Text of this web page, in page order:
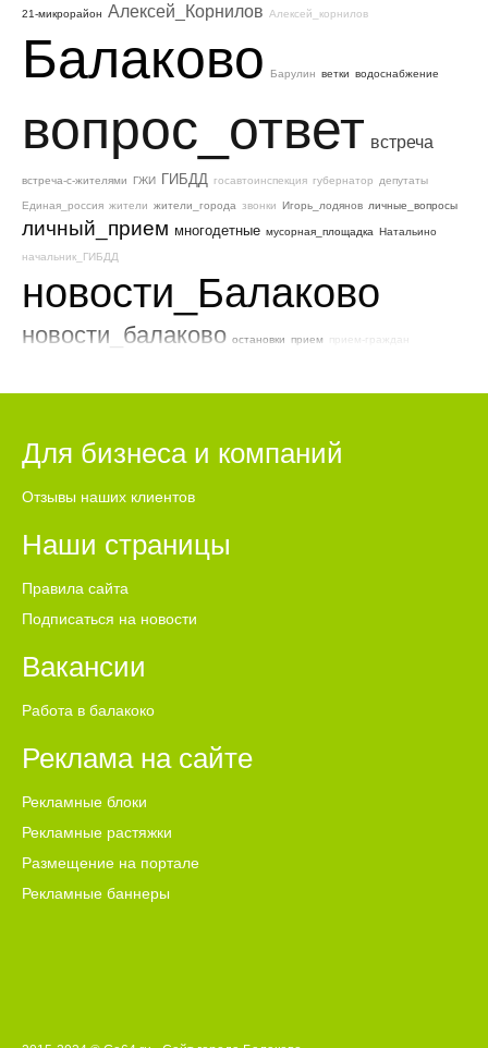
21-микрорайон Алексей_Корнилов Алексей_корнилов
Балаково Барулин ветки водоснабжение
вопрос_ответ встреча
встреча-с-жителями ГЖИ ГИБДД госавтоинспекция губернатор депутаты
Единая_россия жители жители_города звонки Игорь_лодянов личные_вопросы
личный_прием многодетные мусорная_площадка Натальино
начальник_ГИБДД
новости_Балаково
новости_балаково остановки прием прием-граждан
разговор СВО Сергей_Барулин Т_Плюс уборка_снега
Для бизнеса и компаний
Отзывы наших клиентов
Наши страницы
Правила сайта
Подписаться на новости
Вакансии
Работа в балакоко
Реклама на сайте
Рекламные блоки
Рекламные растяжки
Размещение на портале
Рекламные баннеры